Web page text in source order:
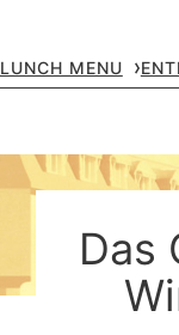
LUNCH MENU
Das